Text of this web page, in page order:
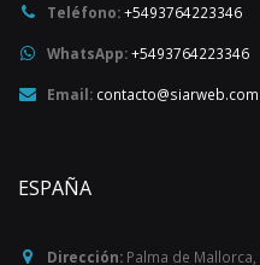
Teléfono:+5493764223346
WhatsApp:+5493764223346
Email: contacto@siarweb.com
ESPAÑA
Dirección: Palma de Mallorca